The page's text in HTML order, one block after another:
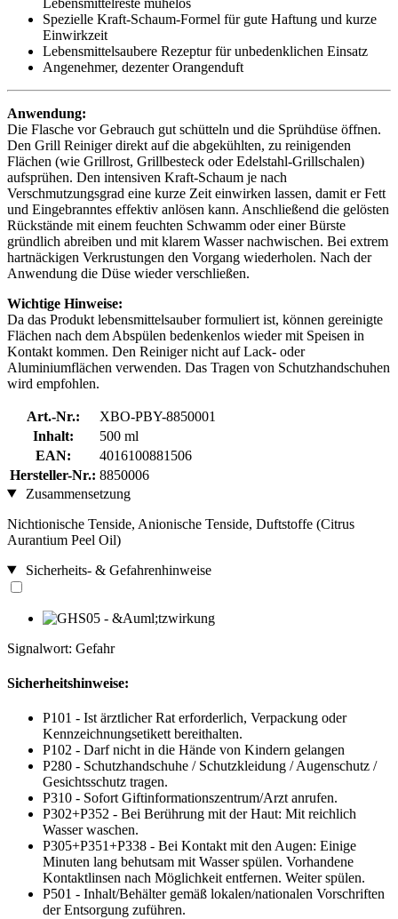
Spezielle Kraft-Schaum-Formel für gute Haftung und kurze
Einwirkzeit
Lebensmittelsaubere Rezeptur für unbedenklichen Einsatz
Angenehmer, dezenter Orangenduft
Anwendung:
Die Flasche vor Gebrauch gut schütteln und die Sprühdüse öffnen.
Den Grill Reiniger direkt auf die abgekühlten, zu reinigenden
Flächen (wie Grillrost, Grillbesteck oder Edelstahl-Grillschalen)
aufsprühen. Den intensiven Kraft-Schaum je nach
Verschmutzungsgrad eine kurze Zeit einwirken lassen, damit er Fett
und Eingebranntes effektiv anlösen kann. Anschließend die gelösten
Rückstände mit einem feuchten Schwamm oder einer Bürste
gründlich abreiben und mit klarem Wasser nachwischen. Bei extrem
hartnäckigen Verkrustungen den Vorgang wiederholen. Nach der
Anwendung die Düse wieder verschließen.
Wichtige Hinweise:
Da das Produkt lebensmittelsauber formuliert ist, können gereinigte
Flächen nach dem Abspülen bedenkenlos wieder mit Speisen in
Kontakt kommen. Den Reiniger nicht auf Lack- oder
Aluminiumflächen verwenden. Das Tragen von Schutzhandschuhen
wird empfohlen.
Art.-Nr.:
XBO-PBY-8850001
Inhalt:
500 ml
EAN:
4016100881506
Hersteller-Nr.: 8850006
Zusammensetzung
Nichtionische Tenside, Anionische Tenside, Duftstoffe (Citrus
Aurantium Peel Oil)
Sicherheits- & Gefahrenhinweise
Signalwort: Gefahr
Sicherheitshinweise:
P101 - Ist ärztlicher Rat erforderlich, Verpackung oder
Kennzeichnungsetikett bereithalten.
P102 - Darf nicht in die Hände von Kindern gelangen
P280 - Schutzhandschuhe / Schutzkleidung / Augenschutz /
Gesichtsschutz tragen.
P310 - Sofort Giftinformationszentrum/Arzt anrufen.
P302+P352 - Bei Berührung mit der Haut: Mit reichlich
Wasser waschen.
P305+P351+P338 - Bei Kontakt mit den Augen: Einige
Minuten lang behutsam mit Wasser spülen. Vorhandene
Kontaktlinsen nach Möglichkeit entfernen. Weiter spülen.
P501 - Inhalt/Behälter gemäß lokalen/nationalen Vorschriften
der Entsorgung zuführen.